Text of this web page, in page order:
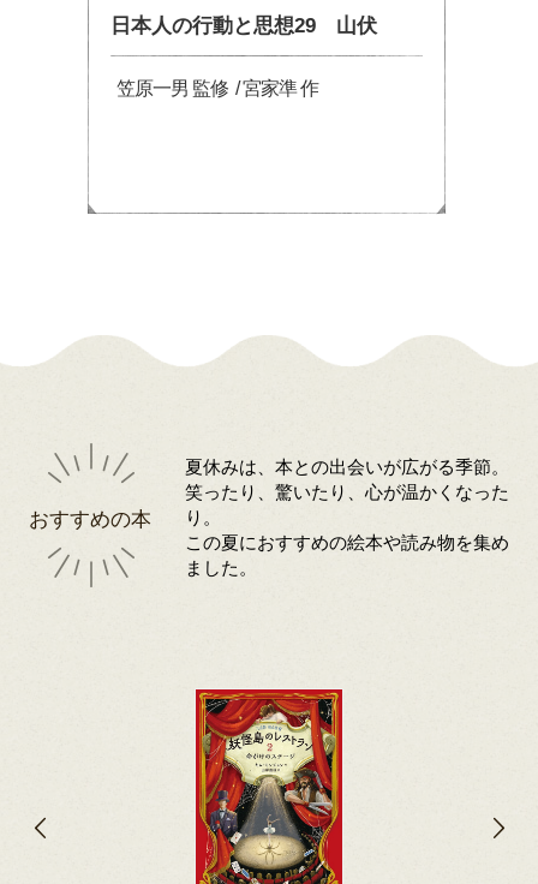
日本人の行動と思想29 山伏
笠原一男 監修 / 宮家準 作
おすすめの本
夏休みは、本との出会いが広がる季節。
笑ったり、驚いたり、心が温かくなった
り。
この夏におすすめの絵本や読み物を集め
ました。